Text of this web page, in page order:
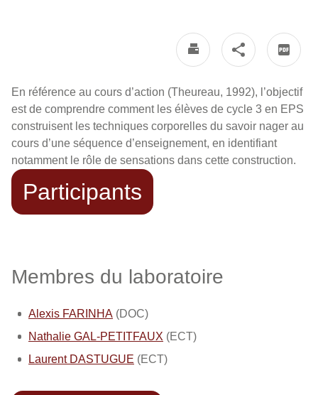
En référence au cours d’action (Theureau, 1992), l’objectif
est de comprendre comment les élèves de cycle 3 en EPS
construisent les techniques corporelles du savoir nager au
cours d’une séquence d’enseignement, en identifiant
notamment le rôle de sensations dans cette construction.
Participants
Membres du laboratoire
Alexis FARINHA (DOC)
Nathalie GAL-PETITFAUX (ECT)
Laurent DASTUGUE (ECT)